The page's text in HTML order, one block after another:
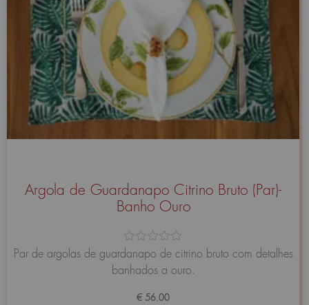
Argola de Guardanapo Citrino Bruto (Par)-
Banho Ouro
Avaliação
de
Par de argolas de guardanapo de citrino bruto com detalhes
banhados a ouro.
€ 56.00